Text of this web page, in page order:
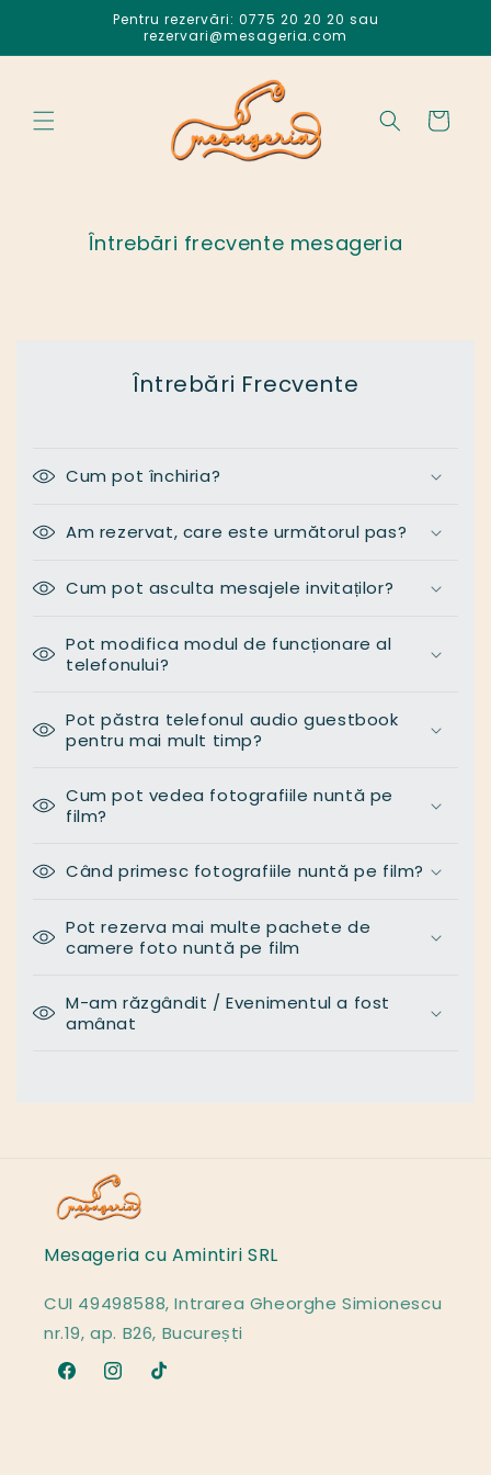
Pentru rezervări: 0775 20 20 20 sau
rezervari@mesageria.com
Coș
Întrebări frecvente mesageria
Întrebări Frecvente
Cum pot închiria?
Am rezervat, care este următorul pas?
Cum pot asculta mesajele invitaților?
Pot modifica modul de funcționare al
telefonului?
Pot păstra telefonul audio guestbook
pentru mai mult timp?
Cum pot vedea fotografiile nuntă pe
film?
Când primesc fotografiile nuntă pe film?
Pot rezerva mai multe pachete de
camere foto nuntă pe film
M-am răzgândit / Evenimentul a fost
amânat
Mesageria cu Amintiri SRL
CUI 49498588, Intrarea Gheorghe Simionescu
nr.19, ap. B26, București
FacebookInstagram
TikTok